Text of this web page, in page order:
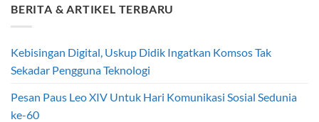
BERITA & ARTIKEL TERBARU
Kebisingan Digital, Uskup Didik Ingatkan Komsos Tak
Sekadar Pengguna Teknologi
Pesan Paus Leo XIV Untuk Hari Komunikasi Sosial Sedunia
ke-60